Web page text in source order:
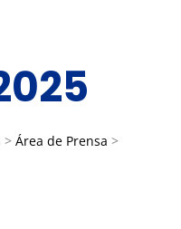
> Área de Prensa >